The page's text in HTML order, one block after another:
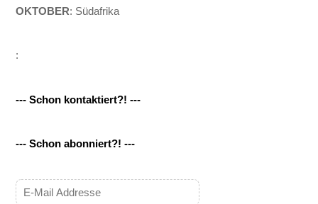
OKTOBER: Südafrika
:
--- Schon kontaktiert?! ---
--- Schon abonniert?! ---